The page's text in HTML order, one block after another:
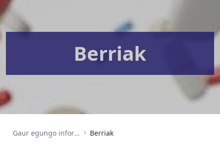
Berriak
Gaur egungo informazioa Berriak